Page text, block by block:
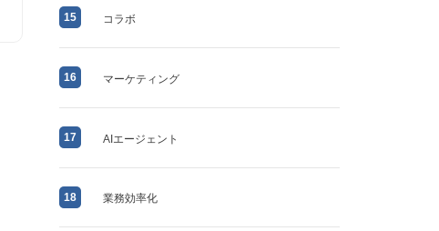
15 コラボ
16 マーケティング
17 AIエージェント
18 業務効率化